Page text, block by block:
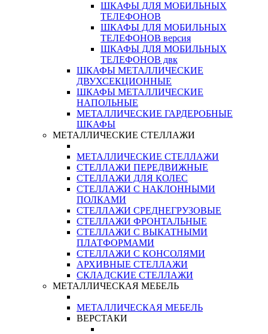
ШКАФЫ ДЛЯ МОБИЛЬНЫХ
ТЕЛЕФОНОВ
ШКАФЫ ДЛЯ МОБИЛЬНЫХ
ТЕЛЕФОНОВ версия
ШКАФЫ ДЛЯ МОБИЛЬНЫХ
ТЕЛЕФОНОВ двк
ШКАФЫ МЕТАЛЛИЧЕСКИЕ
ДВУХСЕКЦИОННЫЕ
ШКАФЫ МЕТАЛЛИЧЕСКИЕ
НАПОЛЬНЫЕ
МЕТАЛЛИЧЕСКИЕ ГАРДЕРОБНЫЕ
ШКАФЫ
МЕТАЛЛИЧЕСКИЕ СТЕЛЛАЖИ
МЕТАЛЛИЧЕСКИЕ СТЕЛЛАЖИ
СТЕЛЛАЖИ ПЕРЕДВИЖНЫЕ
СТЕЛЛАЖИ ДЛЯ КОЛЕС
СТЕЛЛАЖИ С НАКЛОННЫМИ
ПОЛКАМИ
СТЕЛЛАЖИ СРЕДНЕГРУЗОВЫЕ
СТЕЛЛАЖИ ФРОНТАЛЬНЫЕ
СТЕЛЛАЖИ С ВЫКАТНЫМИ
ПЛАТФОРМАМИ
СТЕЛЛАЖИ С КОНСОЛЯМИ
АРХИВНЫЕ СТЕЛЛАЖИ
СКЛАДСКИЕ СТЕЛЛАЖИ
МЕТАЛЛИЧЕСКАЯ МЕБЕЛЬ
МЕТАЛЛИЧЕСКАЯ МЕБЕЛЬ
ВЕРСТАКИ